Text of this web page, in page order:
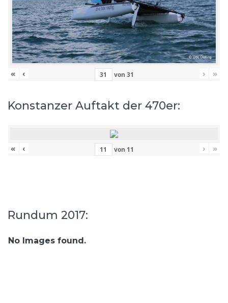
« ‹ von 31 › »
Konstanzer Auftakt der 470er:
« ‹ von 11 › »
Rundum 2017:
No Images found.